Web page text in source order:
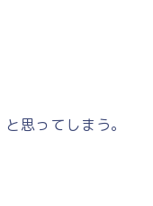
思ってしまう。